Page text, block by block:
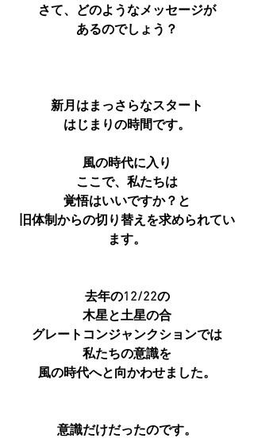
さて、どのようなメッセージが
あるのでしょう？
新月はまっさらなスタート
はじまりの時間です。
風の時代に入り
ここで、私たちは
覚悟はいいですか？と
旧体制からの切り替えを求められてい
ます。
去年の12/22の
木星と土星の合
グレートコンジャンクションでは
私たちの意識を
風の時代へと向かわせました。
意識だけだったのです。